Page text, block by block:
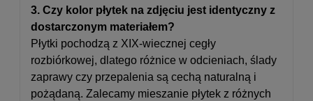
3. Czy kolor płytek na zdjęciu jest identyczny z
dostarczonym materiałem?
Płytki pochodzą z XIX-wiecznej cegły
rozbiórkowej, dlatego różnice w odcieniach, ślady
zaprawy czy przepalenia są cechą naturalną i
pożądaną. Zalecamy mieszanie płytek z różnych